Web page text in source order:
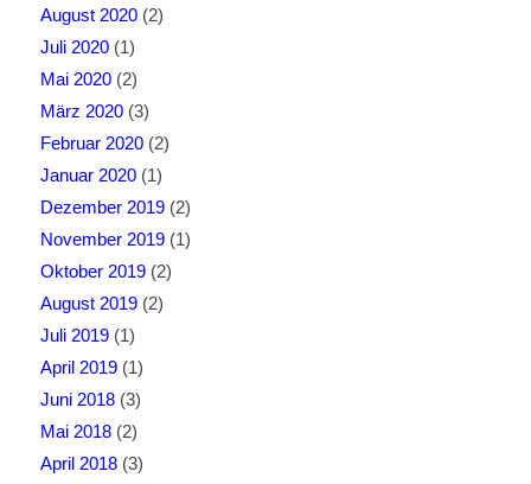
August 2020(2)
Juli 2020(1)
Mai 2020(2)
März 2020(3)
Februar 2020(2)
Januar 2020(1)
Dezember 2019(2)
November 2019(1)
Oktober 2019(2)
August 2019(2)
Juli 2019(1)
April 2019(1)
Juni 2018(3)
Mai 2018(2)
April 2018(3)